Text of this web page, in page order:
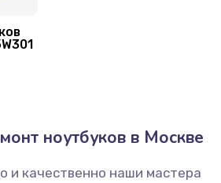
Заказать
Заказать
матрицы
ноутбуков в Москве
и качественно наши мастера